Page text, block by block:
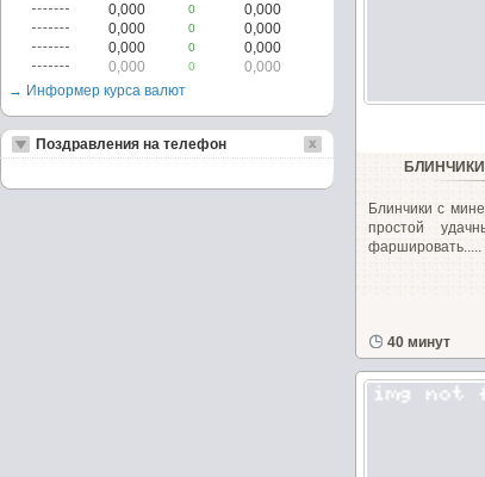
Блинчики с
простой
фаршировать.....
40 минут
0,000
0
0,000
0,000
0
0,000
0,000
0
0,000
0,000
0
0,000
→ Информер курса валют
Поздравления на телефон